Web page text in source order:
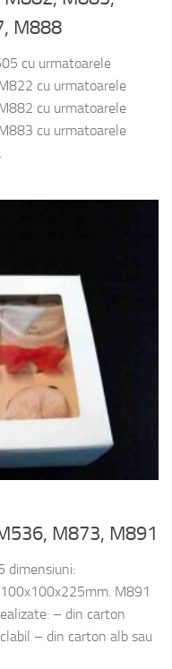
M888
cu urmatoarele
cu urmatoarele
cu urmatoarele
cu urmatoarele
M873, M891
dimensiuni:
M891
– din carton
– din carton alb sau